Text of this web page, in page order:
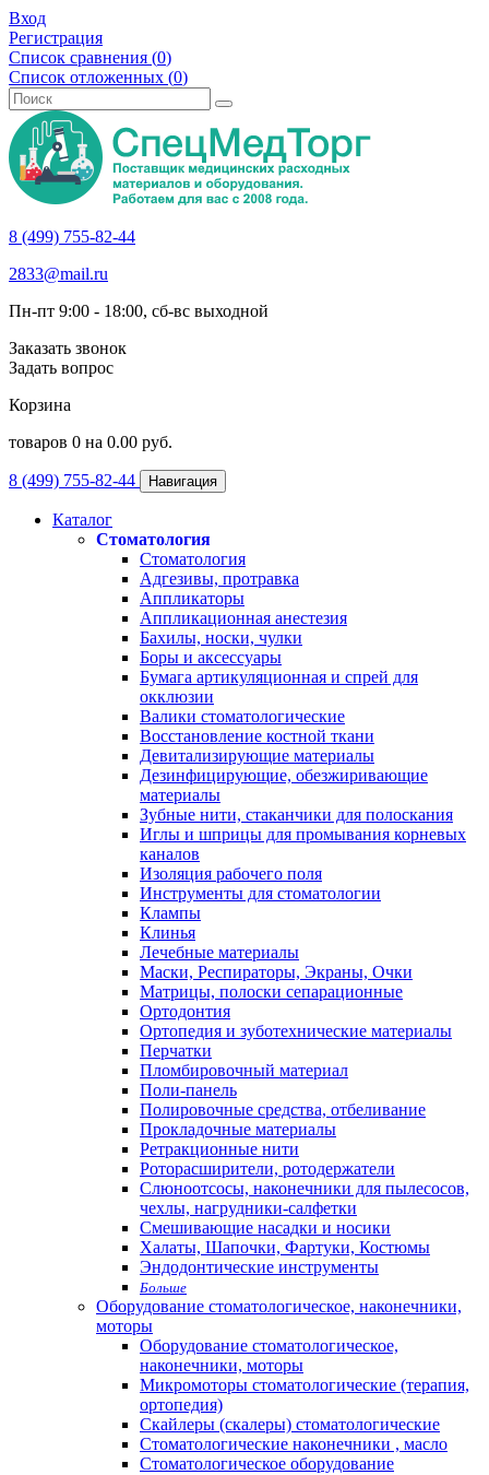
Вход
Регистрация
Список сравнения (0)
Список отложенных (0)
8 (499) 755-82-44
2833@mail.ru
Пн-пт 9:00 - 18:00, сб-вс выходной
Заказать звонок
Задать вопрос
Корзина
товаров 0 на 0.00 руб.
8 (499) 755-82-44 Навигация
Каталог
Стоматология
Стоматология
Адгезивы, протравка
Аппликаторы
Аппликационная анестезия
Бахилы, носки, чулки
Боры и аксессуары
Бумага артикуляционная и спрей для
окклюзии
Валики стоматологические
Восстановление костной ткани
Девитализирующие материалы
Дезинфицирующие, обезжиривающие
материалы
Зубные нити, стаканчики для полоскания
Иглы и шприцы для промывания корневых
каналов
Изоляция рабочего поля
Инструменты для стоматологии
Клампы
Клинья
Лечебные материалы
Маски, Респираторы, Экраны, Очки
Матрицы, полоски сепарационные
Ортодонтия
Ортопедия и зуботехнические материалы
Перчатки
Пломбировочный материал
Поли-панель
Полировочные средства, отбеливание
Прокладочные материалы
Ретракционные нити
Роторасширители, ротодержатели
Слюноотсосы, наконечники для пылесосов,
чехлы, нагрудники-салфетки
Смешивающие насадки и носики
Халаты, Шапочки, Фартуки, Костюмы
Эндодонтические инструменты
Больше
Оборудование стоматологическое, наконечники,
моторы
Оборудование стоматологическое,
наконечники, моторы
Микромоторы стоматологические (терапия,
ортопедия)
Скайлеры (скалеры) стоматологические
Стоматологические наконечники , масло
Стоматологическое оборудование